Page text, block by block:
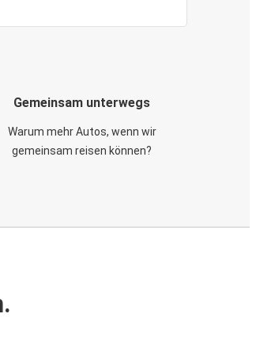
Gemeinsam unterwegs
Warum mehr Autos, wenn wir
gemeinsam reisen können?